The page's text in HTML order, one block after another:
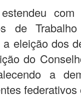
de
eleição dos
do
a